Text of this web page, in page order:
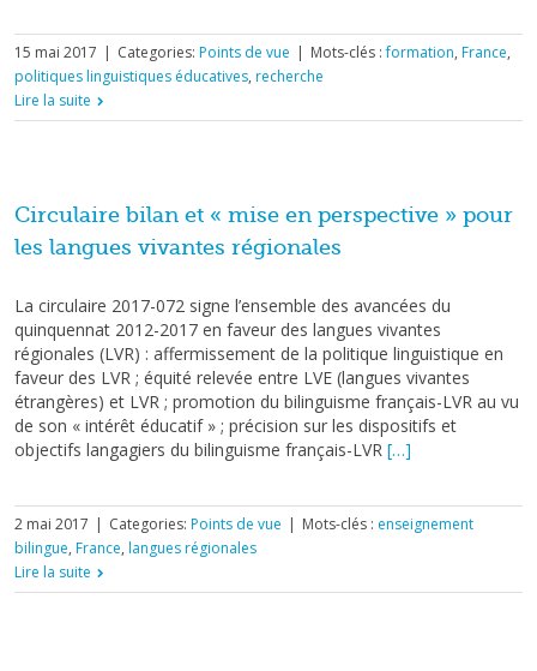
15 mai 2017 | Categories: Points de vue | Mots-clés :formation, France,
politiques linguistiques éducatives, recherche
Lire la suite
Circulaire bilan et « mise en perspective » pour
les langues vivantes régionales
La circulaire 2017-072 signe l’ensemble des avancées du
quinquennat 2012-2017 en faveur des langues vivantes
régionales (LVR) : affermissement de la politique linguistique en
faveur des LVR ; équité relevée entre LVE (langues vivantes
étrangères) et LVR ; promotion du bilinguisme français-LVR au vu
de son « intérêt éducatif » ; précision sur les dispositifs et
objectifs langagiers du bilinguisme français-LVR […]
2 mai 2017 | Categories: Points de vue | Mots-clés : enseignement
bilingue, France, langues régionales
Lire la suite